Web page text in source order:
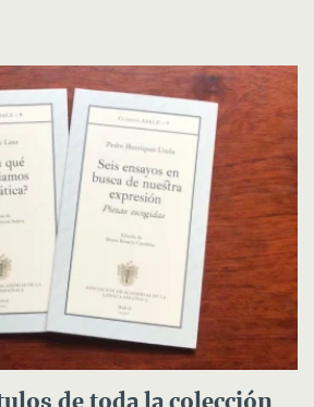
de toda la colección